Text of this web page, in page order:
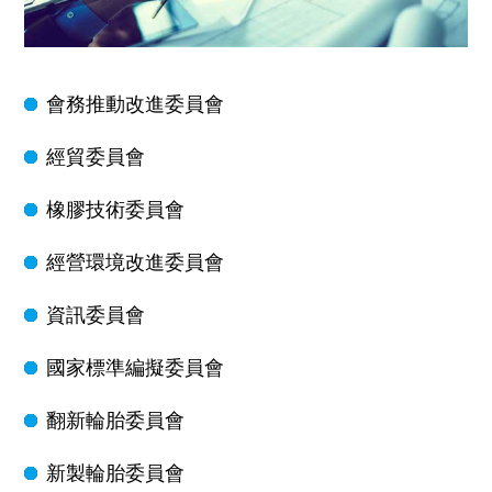
會務推動改進委員會
經貿委員會
橡膠技術委員會
經營環境改進委員會
資訊委員會
國家標準編擬委員會
翻新輪胎委員會
新製輪胎委員會